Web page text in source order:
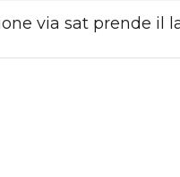
via sat prende il